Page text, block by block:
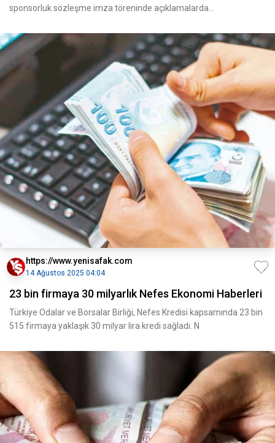
sponsorluk sözleşme imza töreninde açıklamalarda
https://www.yenisafak.com
14 Ağustos 2025 04:04
23 bin firmaya 30 milyarlık Nefes Ekonomi Haberleri
Türkiye Odalar ve Borsalar Birliği, Nefes Kredisi kapsamında 23 bin
515 firmaya yaklaşık 30 milyar lira kredi sağladı. N